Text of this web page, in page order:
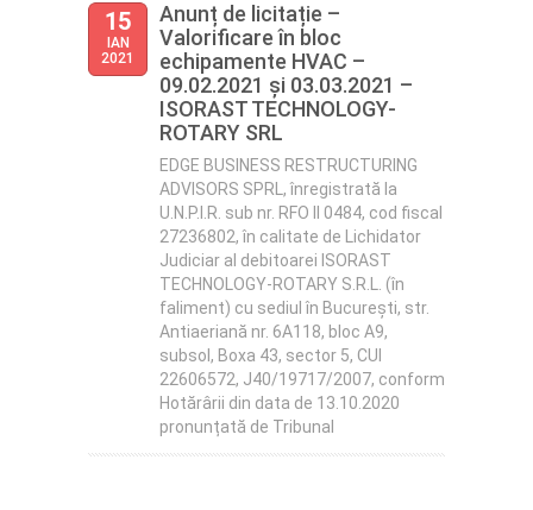
15
IAN
2021
Anunț de licitație –
Valorificare în bloc
echipamente HVAC –
09.02.2021 și 03.03.2021 –
ISORAST TECHNOLOGY-
ROTARY SRL
EDGE BUSINESS RESTRUCTURING
ADVISORS SPRL, înregistrată la
U.N.P.I.R. sub nr. RFO II 0484, cod fiscal
27236802, în calitate de Lichidator
Judiciar al debitoarei ISORAST
TECHNOLOGY-ROTARY S.R.L. (în
faliment) cu sediul în București, str.
Antiaeriană nr. 6A118, bloc A9,
subsol, Boxa 43, sector 5, CUI
22606572, J40/19717/2007, conform
Hotărârii din data de 13.10.2020
pronunțată de Tribunal